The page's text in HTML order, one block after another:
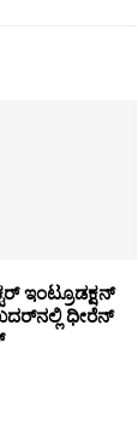
ಇಂಟ್ರೂಡಕ್ಷನ್
ಧೀರೆನ್